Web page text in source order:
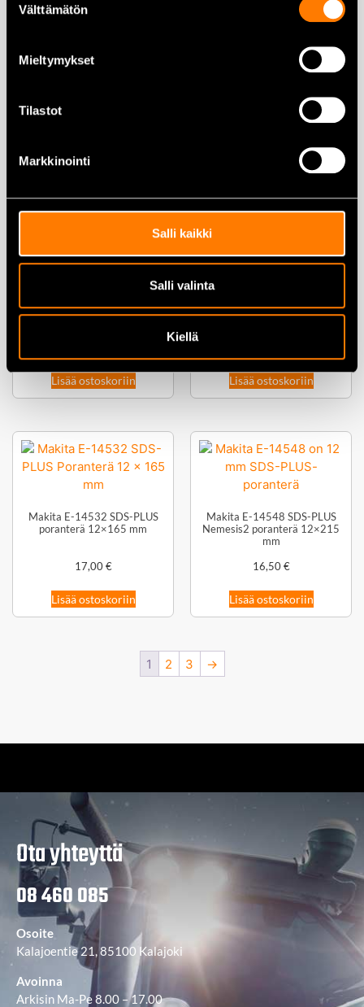
valinta
Välttämätön
Mieltymykset
Tilastot
Markkinointi
Salli kaikki
Salli valinta
Kiellä
Lisää ostoskoriin Lisää ostoskoriin
Lisää ostoskoriin
puu- ja metalliporanteräsarja
Lisää ostoskoriin
Makita E-14532 SDS-PLUS
poranterä 12×165 mm
17,00€
Lisää ostoskoriin
Makita E-14548 SDS-PLUS
Nemesis2 poranterä 12×215
mm
16,50€
Lisää ostoskoriin
1 2 3 →
Ota yhteyttä
08 460 085
Osoite
Kalajoentie 21, 85100 Kalajoki
Avoinna
Arkisin Ma-Pe 8.00 – 17.00